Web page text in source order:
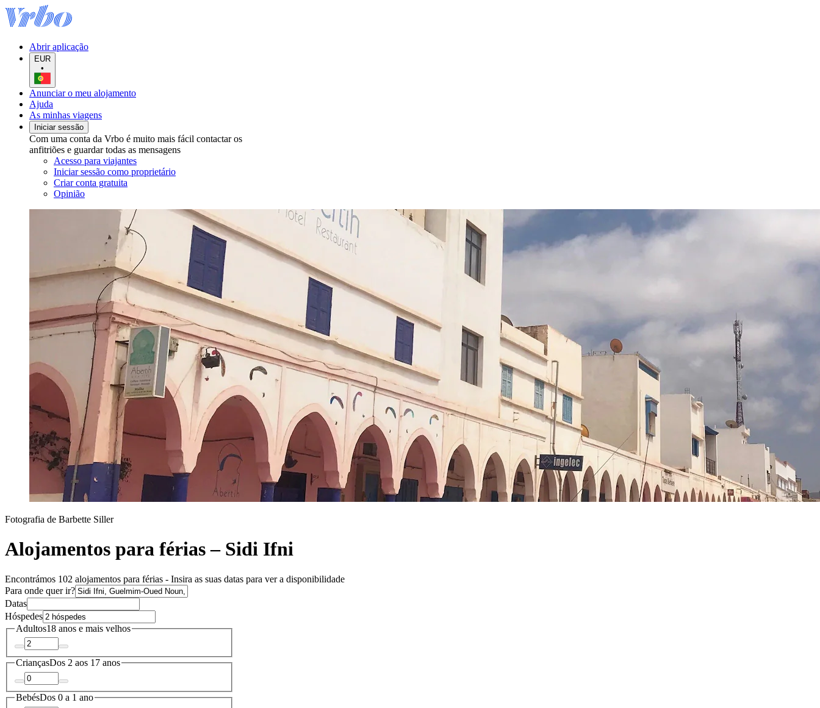
Abrir aplicação
EUR
•
Anunciar o meu alojamento
Ajuda
As minhas viagens
Iniciar sessão
Com uma conta da Vrbo é muito mais fácil contactar os
anfitriões e guardar todas as mensagens
Acesso para viajantes
Iniciar sessão como proprietário
Criar conta gratuita
Opinião
Fotografia de Barbette Siller
Alojamentos para férias – Sidi Ifni
Encontrámos 102 alojamentos para férias - Insira as suas datas para ver a disponibilidade
Para onde quer ir?
Datas
Hóspedes
Adultos18 anos e mais velhos
CriançasDos 2 aos 17 anos
BebésDos 0 a 1 ano